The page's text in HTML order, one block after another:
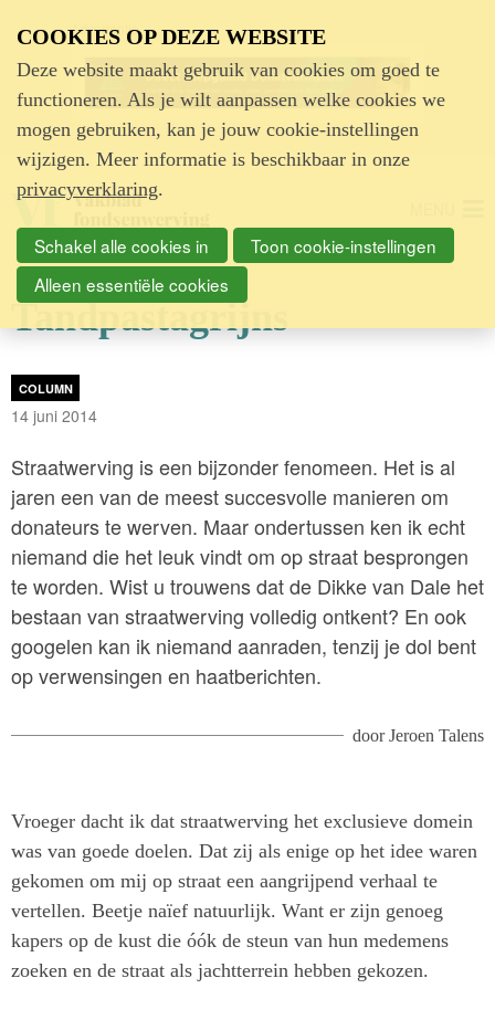
Advertentie
Tandpastagrijns
COLUMN
14 juni 2014
Straatwerving is een bijzonder fenomeen. Het is al
jaren een van de meest succesvolle manieren om
donateurs te werven. Maar ondertussen ken ik echt
niemand die het leuk vindt om op straat besprongen
te worden. Wist u trouwens dat de Dikke van Dale het
bestaan van straatwerving volledig ontkent? En ook
googelen kan ik niemand aanraden, tenzij je dol bent
op verwensingen en haatberichten.
doorJeroen Talens
Vroeger dacht ik dat straatwerving het exclusieve domein
was van goede doelen. Dat zij als enige op het idee waren
gekomen om mij op straat een aangrijpend verhaal te
vertellen. Beetje naïef natuurlijk. Want er zijn genoeg
kapers op de kust die óók de steun van hun medemens
zoeken en de straat als jachtterrein hebben gekozen.
COOKIES OP DEZE WEBSITE
Deze website maakt gebruik van cookies om goed te
functioneren. Als je wilt aanpassen welke cookies we
mogen gebruiken, kan je jouw cookie-instellingen
wijzigen. Meer informatie is beschikbaar in onze
privacyverklaring.
Schakel alle cookies in
Toon cookie-instellingen
Alleen essentiële cookies